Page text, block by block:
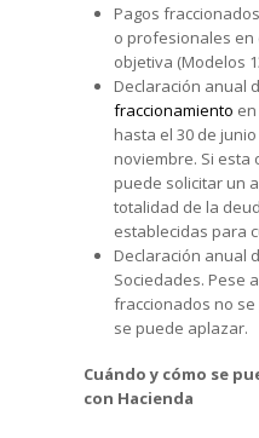
Pagos
o profesionales en
objetiva (Modelos
Declaración anual
fraccionamiento
hasta el 30 de
noviembre. Si esta
puede solicitar un
totalidad de la
establecidas para
Declaración anual
Sociedades. Pese
fraccionados no
se puede aplazar.
Cuándo y cómo se
con Hacienda